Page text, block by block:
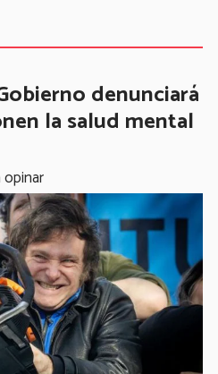
denunciará
la salud mental
opinar